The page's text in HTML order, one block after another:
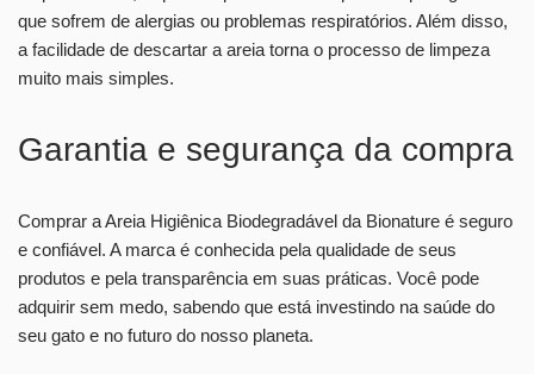
que sofrem de alergias ou problemas respiratórios. Além disso,
a facilidade de descartar a areia torna o processo de limpeza
muito mais simples.
Garantia e segurança da compra
Comprar a Areia Higiênica Biodegradável da Bionature é seguro
e confiável. A marca é conhecida pela qualidade de seus
produtos e pela transparência em suas práticas. Você pode
adquirir sem medo, sabendo que está investindo na saúde do
seu gato e no futuro do nosso planeta.